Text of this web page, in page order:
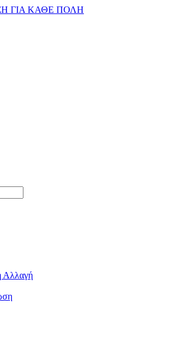
ΓΙΑ ΚΑΘΕ ΠΟΛΗ
Αλλαγή